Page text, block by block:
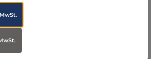
für Kinder ist besonders weich und